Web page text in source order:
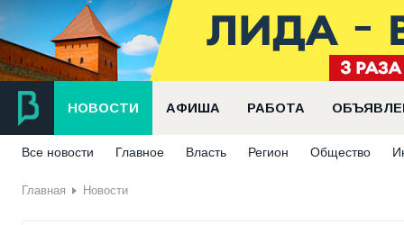
НОВОСТИ АФИША РАБОТА
Все новости Главное Власть Регион Общество
Главная Новости